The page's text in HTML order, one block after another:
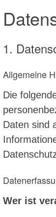
1.
Allgemeine
Die
Daten sind
Wer ist